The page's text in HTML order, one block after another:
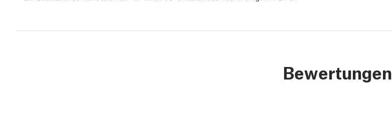
Bewertungen